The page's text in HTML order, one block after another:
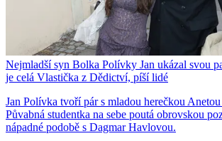
Nejmladší syn Bolka Polívky Jan ukázal svou
je celá Vlastička z Dědictví, píší lidé
Jan Polívka tvoří pár s mladou herečkou
Půvabná studentka na sebe poutá obrovskou
nápadné podobě s Dagmar Havlovou.